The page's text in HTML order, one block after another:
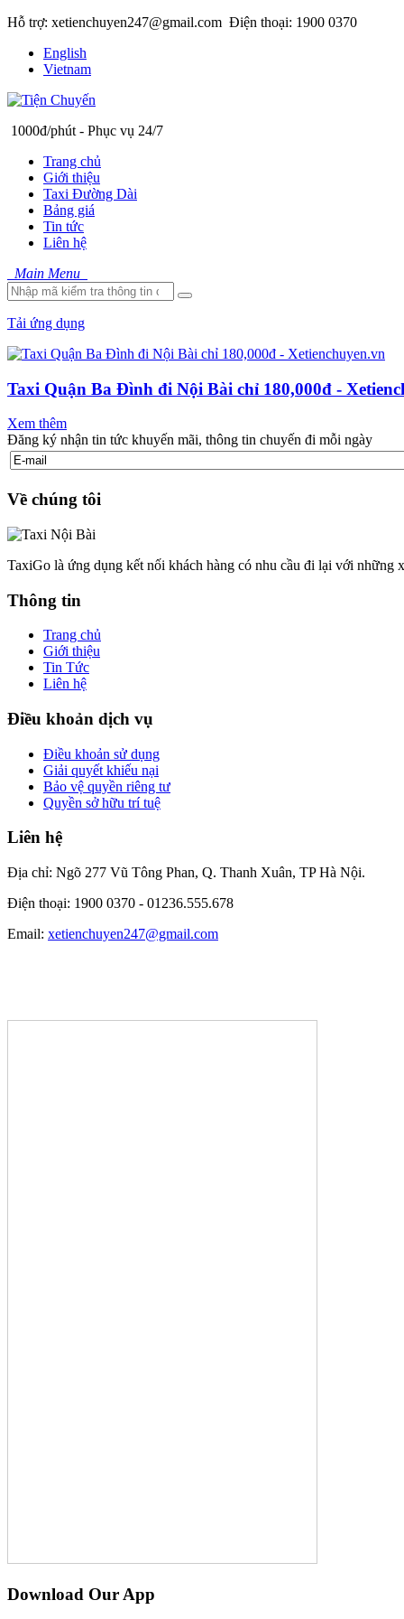
Hỗ trợ: xetienchuyen247@gmail.com Điện thoại: 1900 0370
English
Vietnam
1000đ/phút - Phục vụ 24/7
Trang chủ
Giới thiệu
Taxi Đường Dài
Bảng giá
Tin tức
Liên hệ
Main Menu
Tải ứng dụng
Taxi Quận Ba Đình đi Nội Bài chỉ 180,000đ -
Xem thêm
Đăng ký nhận tin tức khuyến mãi, thông tin chuyến đi mỗi ngày
Về chúng tôi
TaxiGo là ứng dụng kết nối khách hàng có nhu cầu đi lại với những
Thông tin
Trang chủ
Giới thiệu
Tin Tức
Liên hệ
Điều khoản dịch vụ
Điều khoản sử dụng
Giải quyết khiếu nại
Bảo vệ quyền riêng tư
Quyền sở hữu trí tuệ
Liên hệ
Địa chỉ: Ngõ 277 Vũ Tông Phan, Q. Thanh Xuân, TP Hà Nội.
Điện thoại: 1900 0370 - 01236.555.678
Email: xetienchuyen247@gmail.com
Download Our App